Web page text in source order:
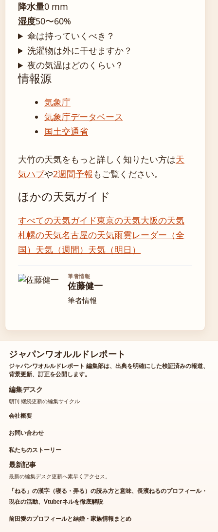
降水量0 mm
湿度50〜60%
傘は持っていくべき？
洗濯物は外に干せますか？
夜の気温はどのくらい？
情報源
気象庁
気象庁データベース
国土交通省
大竹の天気をもっと詳しく知りたい方は天
気ハブや2週間予報 もご覧ください。
ほかの天気ガイド
すべての天気ガイド東京の天気大阪の天気
札幌の天気名古屋の天気雨雲レーダー（全
国） 天気（週間） 天気（明日）
筆者情報
佐藤健一
筆者情報
ジャパンワオルルドレポート
ジャパンワオルルドレポート 編集部は、出典を明確にした検証済みの報道、
背景更新、訂正を公開します。
編集デスク
朝刊 継続更新の編集サイクル
会社概要
お問い合わせ
私たちのストーリー
最新記事
最新の編集デスク更新へ素早くアクセス。
「ねる」の漢字（寝る・弄る）の読み方と意味、長濱ねるのプロフィール・
現在の活動、Vtuberネルを徹底解説
前田愛のプロフィールと結婚・家族情報まとめ